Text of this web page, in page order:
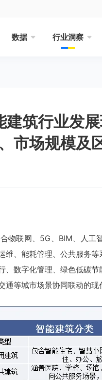
数据 行业洞察
筑行业发
市场规模及
物联网、5G、BIM、人工
维、能耗管理、公共服务
、数字化管理、绿色低碳
等城市场景协同联动的现